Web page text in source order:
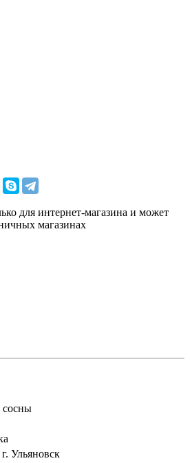
для интернет-магазина и может
магазинах
Ульяновск